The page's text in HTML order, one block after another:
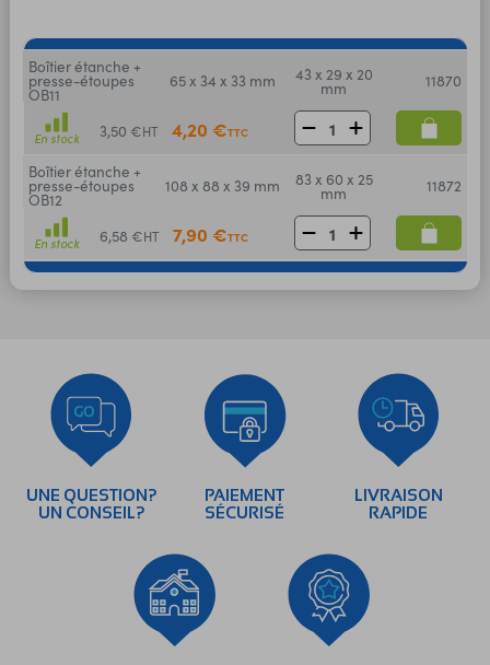
Boîtier étanche +
presse-étoupes
OB11
65 x 34 x 33 mm 43 x 29 x 20
mm 11870
En stock 3,50 €HT 4,20 €TTC
Boîtier étanche +
presse-étoupes
OB12
108 x 88 x 39 mm 83 x 60 x 25
mm 11872
En stock 6,58 €HT 7,90 €TTC
UNE QUESTION?
UN CONSEIL?
PAIEMENT
SÉCURISÉ
LIVRAISON
RAPIDE